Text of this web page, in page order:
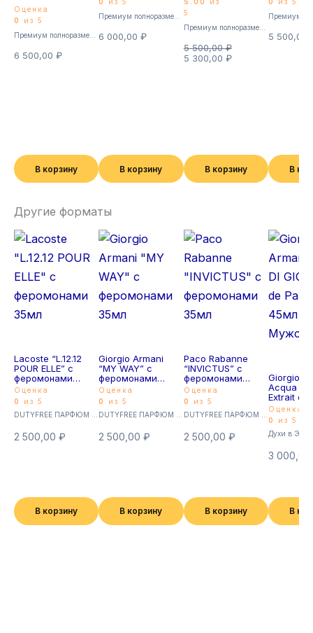
Оценка
0
из 5
6 500,00 ₽
В корзину
6 000,00₽
В корзину
Премиум полноразмерные
5
5 500,00₽
5 300,00 ₽
В корзину
5 500,00
В
Другие форматы
Lacoste “L.12.12
POUR ELLE” с
феромонами
35мл
Оценка
0
из 5
2 500,00 ₽
В корзину
Giorgio Armani
“MY WAY” с
феромонами
35мл
Оценка
0
из 5
2 500,00₽
В корзину
Paco Rabanne
“INVICTUS” с
феромонами
35мл
Оценка
0
из 5
2 500,00 ₽
В корзину
Духи в
Giorgio
Acqua DI
Extrait de
45мл
Оценка
0
из 5
3 000,00
В